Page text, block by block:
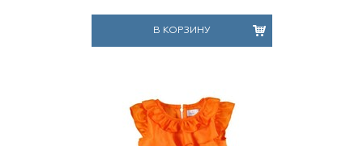
В КОРЗИНУ